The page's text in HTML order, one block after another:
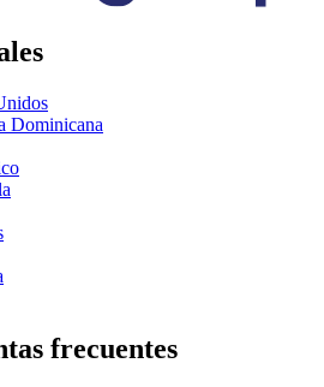
Dominicana
frecuentes